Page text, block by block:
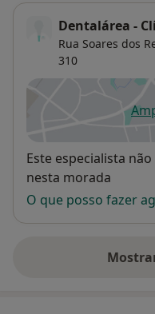
Dentalárea -
Rua Soares dos
310
Disponibilidade
Este especialista
nesta morada
O que posso fazer